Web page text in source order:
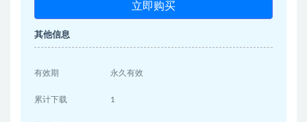
立即购买
其他信息
有效期 永久有效
累计下载 1